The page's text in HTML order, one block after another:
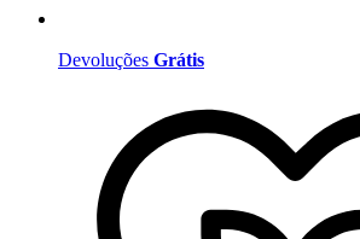
Devoluções Grátis